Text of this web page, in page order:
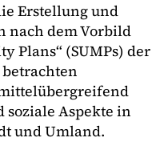
Erstellung und
nach dem Vorbild
Plans“ (SUMPs) der
betrachten
soziale Aspekte in
und Umland.